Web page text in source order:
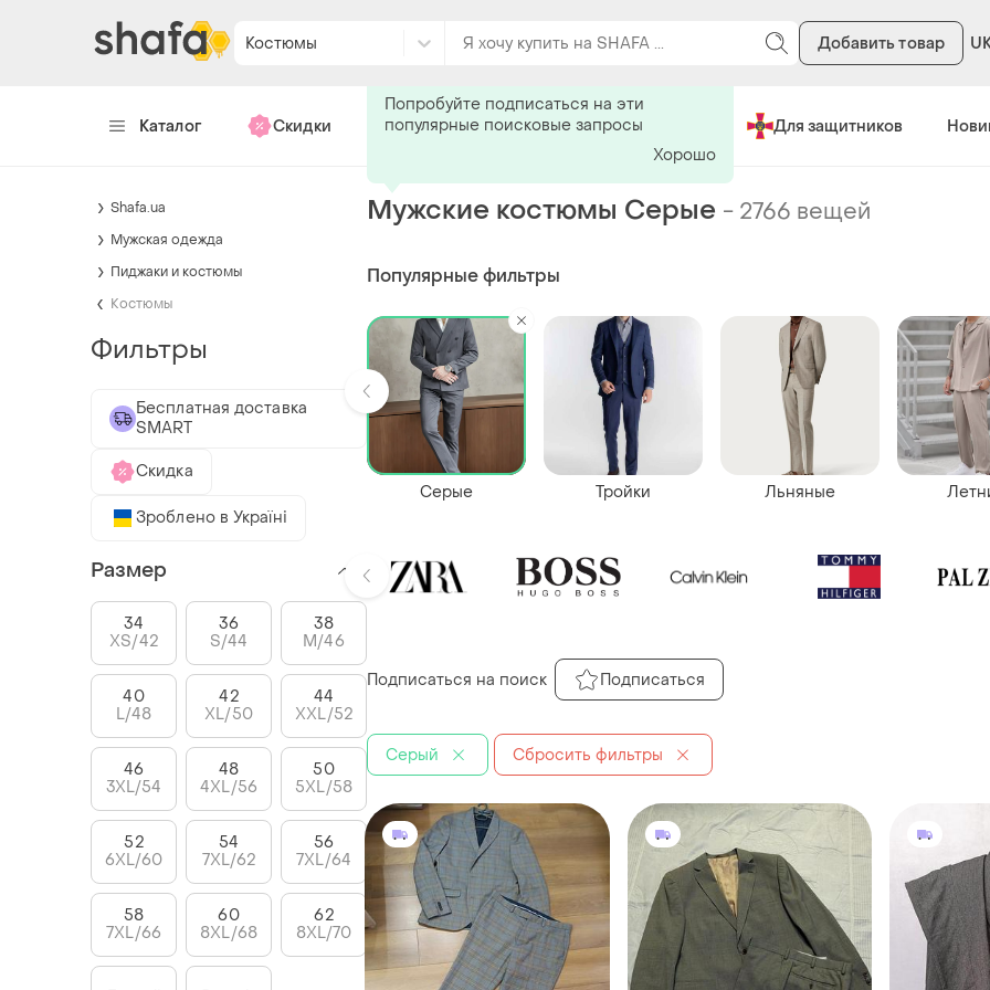
Костюмы Добавить товар
Каталог Скидки Хендмейд Сделано в Украине Для защитников
Мужские костюмы Серые - 2766 вещей
Популярные фильтры
Серые Тройки Льняные
Серый Сбросить фильтры
Подписаться на поиск Подписаться
Попробуйте подписаться на эти
популярные поисковые запросы
Хорошо
Shafa.ua
Мужская одежда
Пиджаки и костюмы
Костюмы
Фильтры
Бесплатная доставка
SMART
Скидка
Зроблено в Україні
Размер
34
XS/42
36
S/44
38
M/46
40
L/48
42
XL/50
44
XXL/52
46
3XL/54
48
4XL/56
50
5XL/58
52
6XL/60
54
7XL/62
56
7XL/64
58
7XL/66
60
8XL/68
62
8XL/70